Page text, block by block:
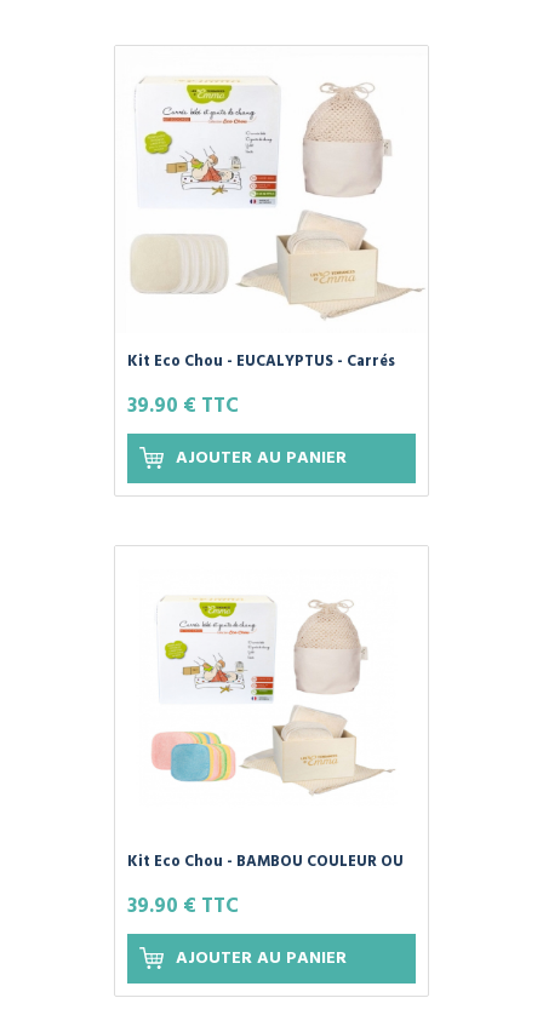
Kit Eco Chou - EUCALYPTUS - Carrés
Tendances d'Emma
39.90 € TTC
AJOUTER AU PANIER
Kit Eco Chou - BAMBOU COULEUR OU
Change - Les Tendances d'Emma
39.90 € TTC
AJOUTER AU PANIER